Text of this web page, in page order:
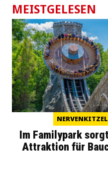
MEISTGELESEN
Im Familypark
Attraktion für